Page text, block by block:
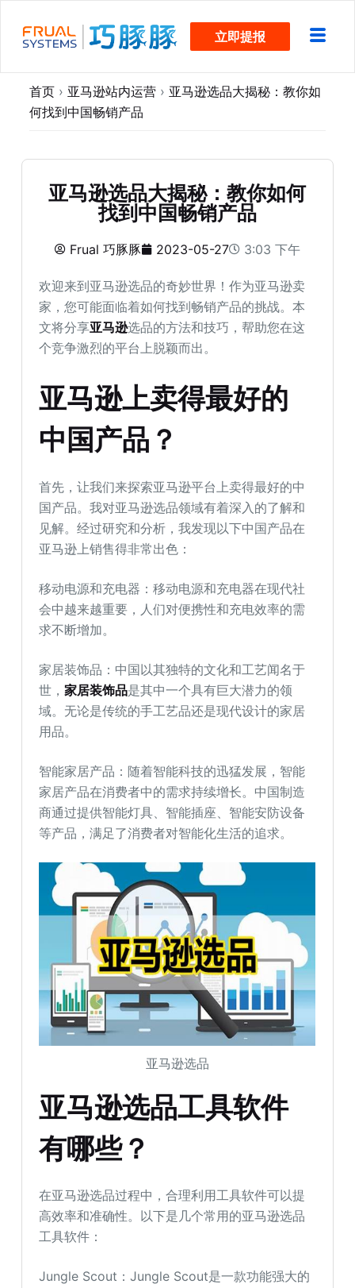
过
立即提报
首页 › 亚马逊站内运营 › 亚马逊选品大揭秘：教你如
何找到中国畅销产品
亚马逊选品大揭秘：教你如何
找到中国畅销产品
Frual 巧豚豚 2023-05-27 3:03 下午
欢迎来到亚马逊选品的奇妙世界！作为亚马逊卖
家，您可能面临着如何找到畅销产品的挑战。本
文将分享亚马逊选品的方法和技巧，帮助您在这
个竞争激烈的平台上脱颖而出。
亚马逊上卖得最好的
中国产品？
首先，让我们来探索亚马逊平台上卖得最好的中
国产品。我对亚马逊选品领域有着深入的了解和
见解。经过研究和分析，我发现以下中国产品在
亚马逊上销售得非常出色：
移动电源和充电器：移动电源和充电器在现代社
会中越来越重要，人们对便携性和充电效率的需
求不断增加。
家居装饰品：中国以其独特的文化和工艺闻名于
世，家居装饰品是其中一个具有巨大潜力的领
域。无论是传统的手工艺品还是现代设计的家居
用品。
智能家居产品：随着智能科技的迅猛发展，智能
家居产品在消费者中的需求持续增长。中国制造
商通过提供智能灯具、智能插座、智能安防设备
等产品，满足了消费者对智能化生活的追求。
亚马逊选品
亚马逊选品工具软件
有哪些？
在亚马逊选品过程中，合理利用工具软件可以提
高效率和准确性。以下是几个常用的亚马逊选品
工具软件：
Jungle Scout：Jungle Scout是一款功能强大的